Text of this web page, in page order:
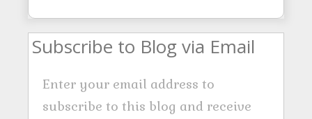
Subscribe to Blog via Email
Enter your email address to
subscribe to this blog and receive